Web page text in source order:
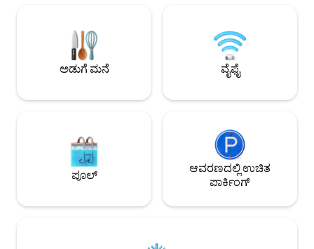
ಐಲ್ಯಾಂಡ್ ಡ್ರೀಮ್‌ನಲ್ಲಿ ಅದ್ಭುತ ವೀಕ್ಷಣೆಗಳು ಮತ್ತು
ರಿಫ್ರೆಶ್ ತಂಗಾಳಿಗಳು ನಿಮಗಾಗಿ ಕಾಯುತ್ತಿವೆ!
ವಾರದವರೆಗೆ ಮನೆಯಿಂದ ದೂರದಲ್ಲಿರುವ ನಮ್ಮ
ಮನೆಯನ್ನು ಪ್ರಯತ್ನಿಸಿ ಮತ್ತು ಪ್ರೀತಿಯಲ್ಲಿ ಬನ್ನಿ!
ಸುಂದರವಾದ
ಕಡಲತೀರದ
ಒದಗಿಸಲಾಗಿದೆ!
ದೂರದಲ್ಲಿದೆ! ವರ್ಜಿನ್
ಅಡುಗೆ ಮನೆ ವೈಫೈ
ಪೂಲ್
ಆವರಣದಲ್ಲಿ ಉಚಿತ
ಪಾರ್ಕಿಂಗ್